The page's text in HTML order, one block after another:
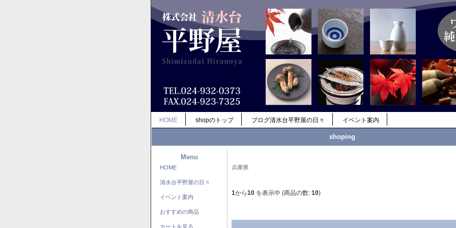
HOME shopのトップ ブログ清水台平野屋の日々 イベント案内
shoping
Menu
HOME
清水台平野屋の日々
イベント案内
おすすめの商品
カートを見る
兵庫県
1から10 を表示中 (商品の数: 10)